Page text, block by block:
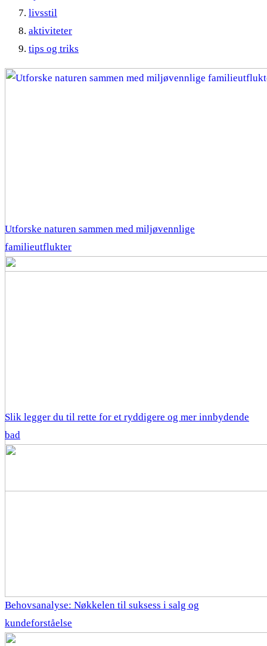
livsstil
aktiviteter
tips og triks
Utforske naturen sammen med miljøvennlige
familieutflukter
Slik legger du til rette for et ryddigere og mer innbydende
bad
Behovsanalyse: Nøkkelen til suksess i salg og
kundeforståelse